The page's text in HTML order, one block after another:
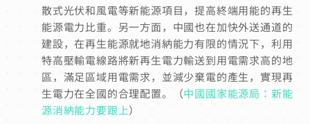
散式光伏和風電等新能源項目，提高終端用能的再生
能源電力比重。另一方面，中國也在加快外送通道的
建設，在再生能源就地消納能力有限的情況下，利用
特高壓輸電線路將新再生電力輸送到用電需求高的地
區，滿足區域用電需求，並減少棄電的產生，實現再
生電力在全國的合理配置。（中國國家能源局：新能
源消納能力要跟上）